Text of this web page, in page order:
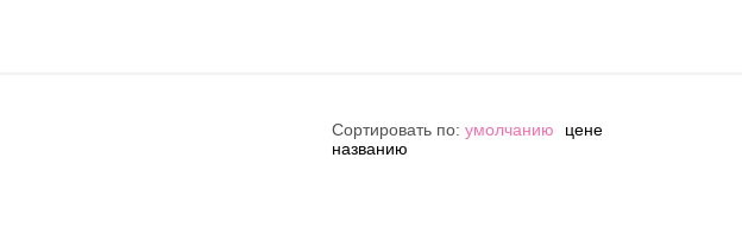
Сортировать по: умолчанию
цене
названию